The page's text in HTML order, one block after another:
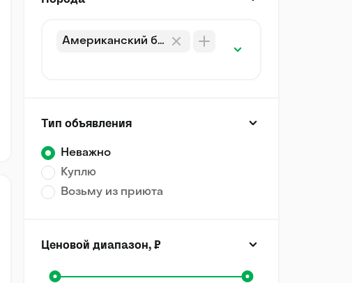
Американский булли
Тип объявления
Неважно
Куплю
Возьму из приюта
Ценовой диапазон, ₽